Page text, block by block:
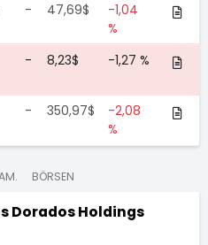
- 47,69$
-1,04
%
- 8,23$ -1,27 %
- 350,97$
-2,08
%
BÖRSEN
Dorados Holdings